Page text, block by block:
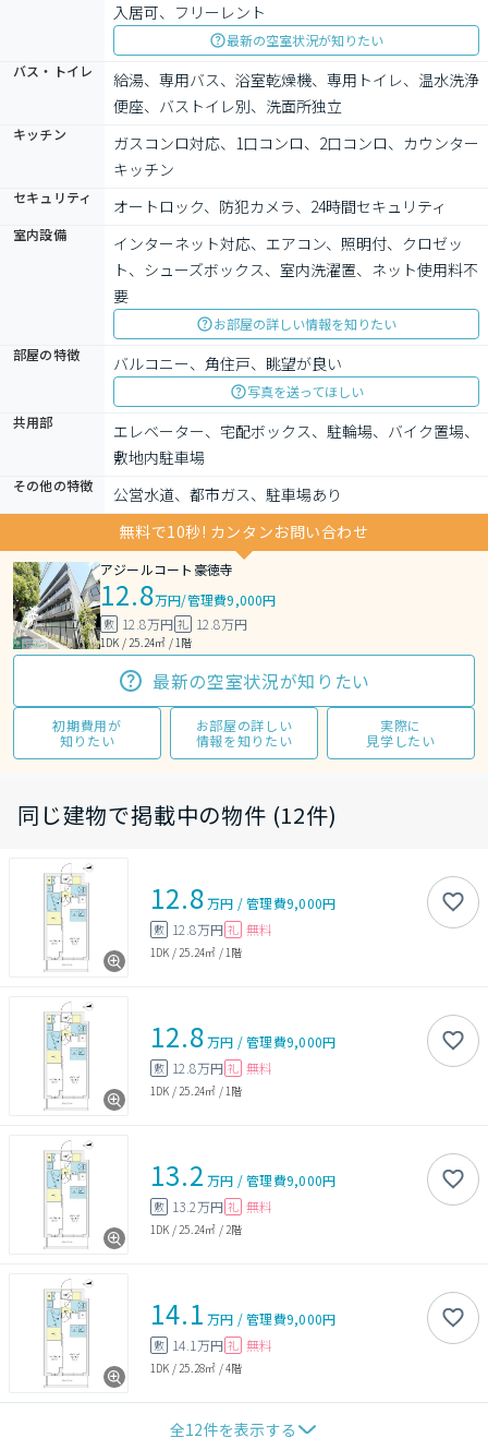
入居可、フリーレント
最新の空室状況が知りたい
バス・トイレ
給湯、専用バス、浴室乾燥機、専用トイレ、温水洗浄
便座、バストイレ別、洗面所独立
キッチン
ガスコンロ対応、1口コンロ、2口コンロ、カウンター
キッチン
セキュリティ オートロック、防犯カメラ、24時間セキュリティ
室内設備
インターネット対応、エアコン、照明付、クロゼッ
ト、シューズボックス、室内洗濯置、ネット使用料不
要
お部屋の詳しい情報を知りたい
部屋の特徴
バルコニー、角住戸、眺望が良い
写真を送ってほしい
共用部
エレベーター、宅配ボックス、駐輪場、バイク置場、
敷地内駐車場
その他の特徴
公営水道、都市ガス、駐車場あり
無料で10秒! カンタンお問い合わせ
アジールコート豪徳寺
12.8万円/管理費9,000円
敷 12.8万円 礼 12.8万円
1DK / 25.24㎡ / 1階
最新の空室状況が知りたい
初期費用が
知りたい
お部屋の詳しい
情報を知りたい
実際に
見学したい
同じ建物で掲載中の物件 (12件)
12.8万円 /管理費9,000円
敷 12.8万円 礼 無料
1DK / 25.24㎡ / 1階
12.8万円 /管理費9,000円
敷 12.8万円 礼 無料
1DK / 25.24㎡ / 1階
13.2 万円 /管理費9,000円
敷 13.2万円 礼 無料
1DK / 25.24㎡ / 2階
14.1 万円 /管理費9,000円
敷 14.1万円 礼 無料
1DK / 25.28㎡ /4階
全12件を表示する